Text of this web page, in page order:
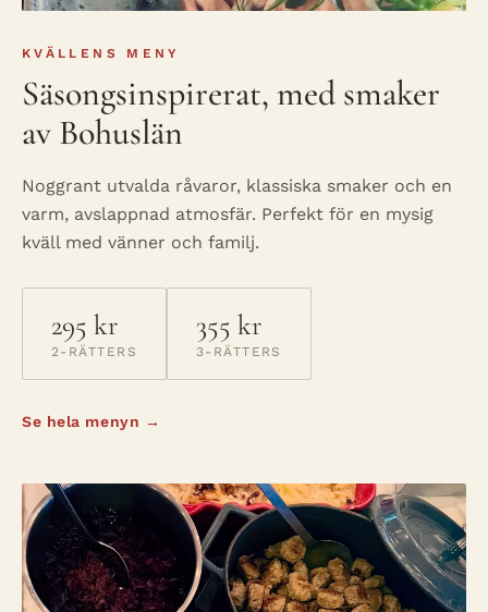
KVÄLLENS MENY
Säsongsinspirerat, med smaker
av Bohuslän
Noggrant utvalda råvaror, klassiska smaker och en
varm, avslappnad atmosfär. Perfekt för en mysig
kväll med vänner och familj.
295 kr
2-RÄTTERS
355 kr
3-RÄTTERS
Se hela menyn →